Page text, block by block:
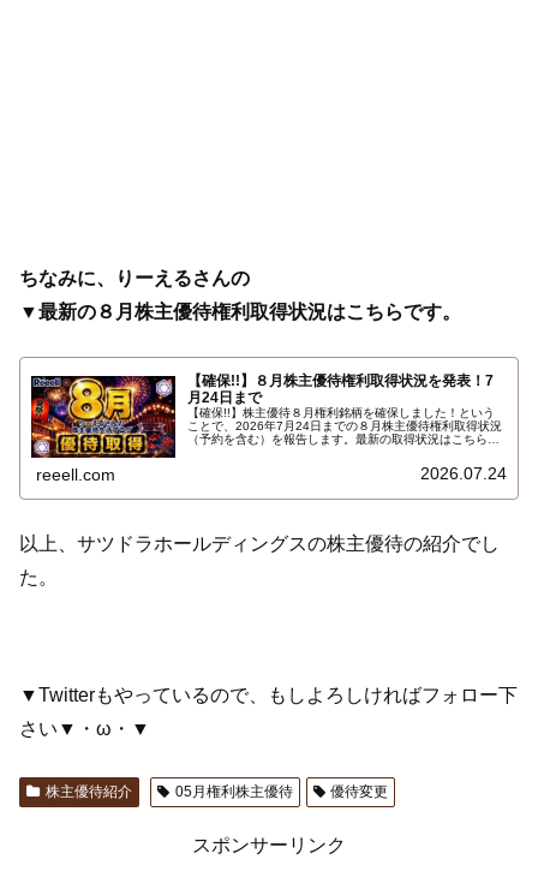
ちなみに、りーえるさんの
▼最新の８月株主優待権利取得状況はこちらです。
【確保!!】８月株主優待権利取得状況を発表！7
月24日まで
【確保!!】株主優待８月権利銘柄を確保しました！という
ことで、2026年7月24日までの８月株主優待権利取得状況
（予約を含む）を報告します。最新の取得状況はこちらで
reeell.com 2026.07.24
以上、サツドラホールディングスの株主優待の紹介でし
た。
▼Twitterもやっているので、もしよろしければフォロー下
さい▼・ω・▼
株主優待紹介 05月権利株主優待 優待変更
スポンサーリンク